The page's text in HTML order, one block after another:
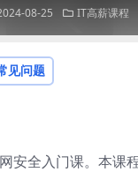
08-25 IT高薪课程
见问题
安全入门课。本课